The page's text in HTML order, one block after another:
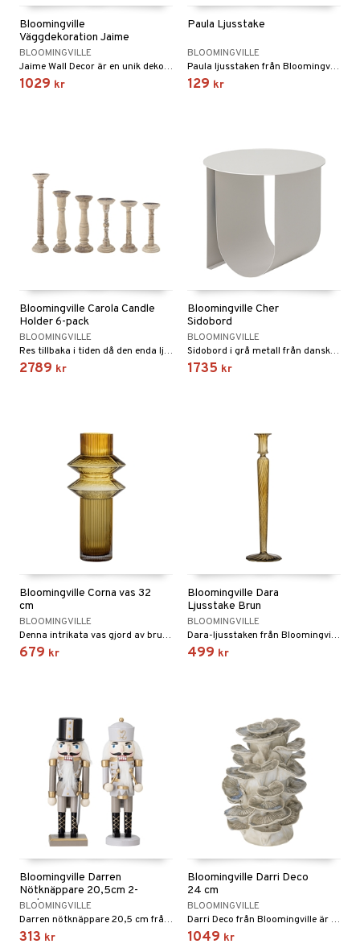
Bloomingville
Väggdekoration Jaime
BLOOMINGVILLE
Jaime Wall Decor är en unik dekoration gjord av bambu och bomull i ljusa nyanser. Denna väggdekoration kommer att ge en naturlig och mysig touch till alla rum i ditt hem.
1029 kr
Paula Ljusstake
BLOOMINGVILLE
Paula ljusstaken från Bloomingville visar upp en vacker kombination av varierande nyanser som kompletterar varandra perfekt.
129 kr
Bloomingville Carola Candle
Holder 6-pack
BLOOMINGVILLE
Res tillbaka i tiden då den enda ljuskällan var levande ljus. Dessa ljushållare är alla unika och varierar i storlek och form.
2789 kr
Bloomingville Cher
Sidobord
BLOOMINGVILLE
Sidobord i grå metall från danska Bloomingville.
1735 kr
Bloomingville Corna vas 32
cm
BLOOMINGVILLE
Denna intrikata vas gjord av brunfärgat glas är superb för att sätta dina blommor på display.
679 kr
Bloomingville Dara
Ljusstake Brun
BLOOMINGVILLE
Dara-ljusstaken från Bloomingville.
499 kr
Bloomingville Darren
Nötknäppare 20,5cm 2-
pack
BLOOMINGVILLE
Darren nötknäppare 20,5 cm från Bloomingville i 2 delar.
313 kr
Bloomingville Darri Deco
24 cm
BLOOMINGVILLE
Darri Deco från Bloomingville är gjord av stengods i en grå nyans. Inredningen är inspirerad av naturen och ger en vacker dekoration till hemmet.
1049 kr